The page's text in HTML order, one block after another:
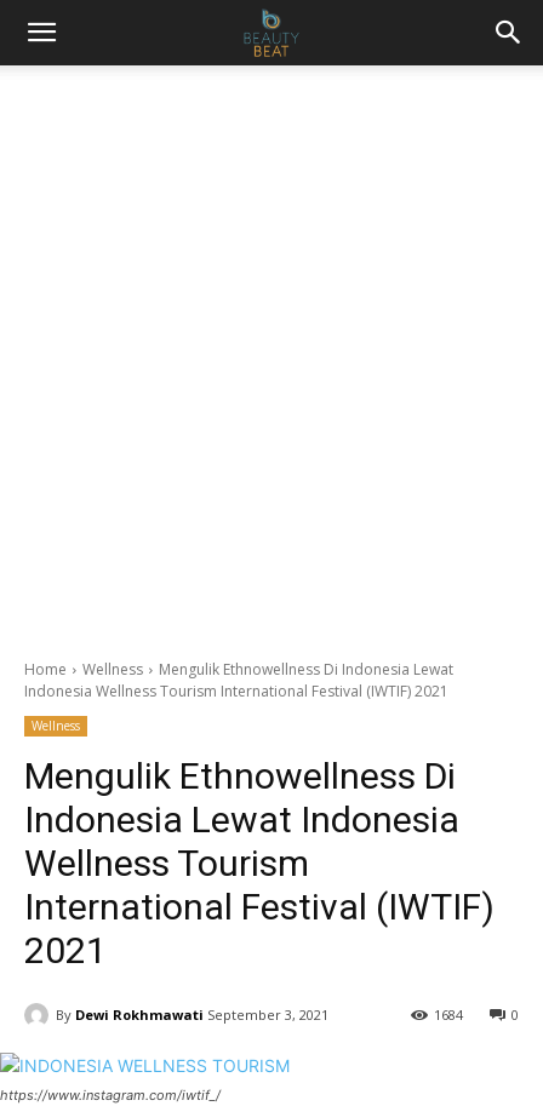
Home Wellness
Mengulik Ethnowellness Di Indonesia Lewat
Indonesia Wellness Tourism International Festival (IWTIF) 2021
Wellness
Mengulik Ethnowellness Di
Indonesia Lewat Indonesia
Wellness Tourism
International Festival (IWTIF)
2021
By Dewi Rokhmawati September 3, 2021 0
1684
https://www.instagram.com/iwtif_/